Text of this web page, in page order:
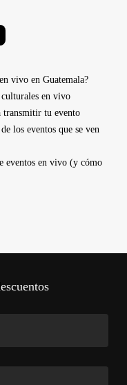
vivo en Guatemala?
en vivo
transmitir tu evento
los eventos que se ven
eventos en vivo (y cómo